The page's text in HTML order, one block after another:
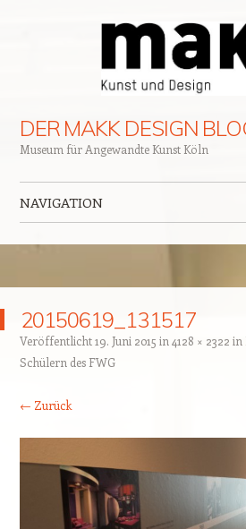
DER MAKK DESIGN
Museum für Angewandte Kunst Köln
NAVIGATION
20150619_131517
Veröffentlicht19. Juni 2015 in 4128 × 2322 in
Schülern des FWG
← Zurück